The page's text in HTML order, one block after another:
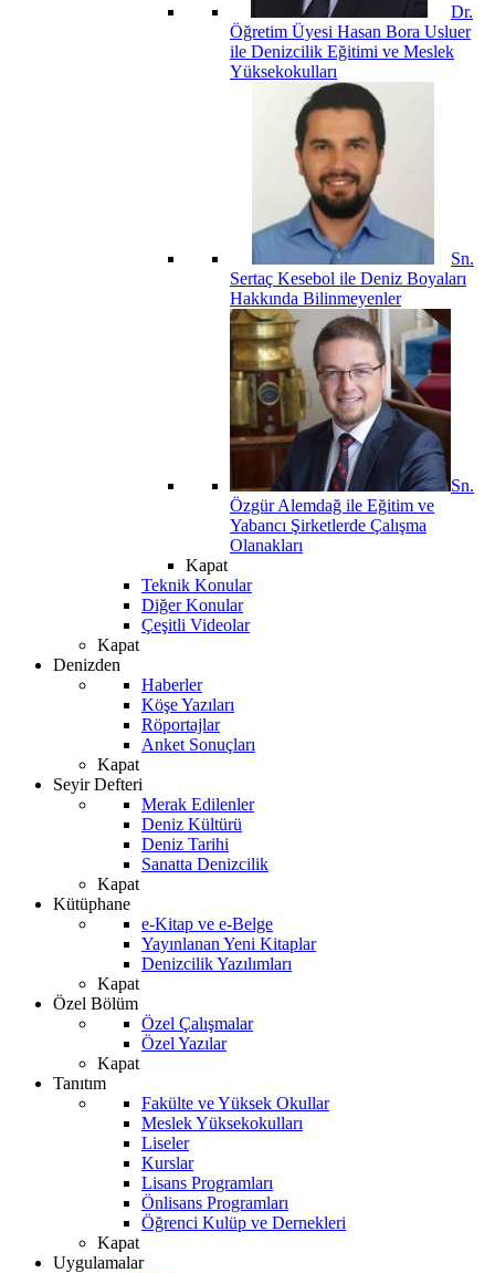
Dr.
Öğretim Üyesi Hasan Bora Usluer
ile Denizcilik Eğitimi ve Meslek
Yüksekokulları
Sn.
Sertaç Kesebol ile Deniz Boyaları
Hakkında Bilinmeyenler
Sn.
Özgür Alemdağ ile Eğitim ve
Yabancı Şirketlerde Çalışma
Olanakları
Kapat
Teknik Konular
Diğer Konular
Çeşitli Videolar
Kapat
Denizden
Haberler
Köşe Yazıları
Röportajlar
Anket Sonuçları
Kapat
Seyir Defteri
Merak Edilenler
Deniz Kültürü
Deniz Tarihi
Sanatta Denizcilik
Kapat
Kütüphane
e-Kitap ve e-Belge
Yayınlanan Yeni Kitaplar
Denizcilik Yazılımları
Kapat
Özel Bölüm
Özel Çalışmalar
Özel Yazılar
Kapat
Tanıtım
Fakülte ve Yüksek Okullar
Meslek Yüksekokulları
Liseler
Kurslar
Lisans Programları
Önlisans Programları
Öğrenci Kulüp ve Dernekleri
Kapat
Uygulamalar